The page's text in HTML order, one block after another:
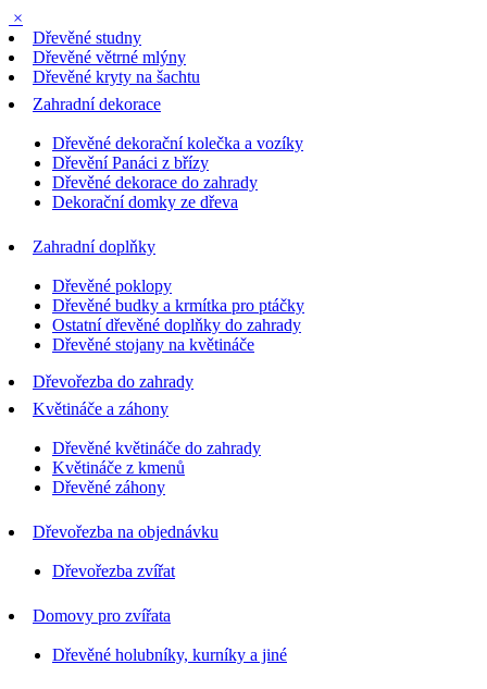
×
Dřevěné studny
Dřevěné větrné mlýny
Dřevěné kryty na šachtu
Zahradní dekorace
Dřevěné dekorační kolečka a vozíky
Dřevění Panáci z břízy
Dřevěné dekorace do zahrady
Dekorační domky ze dřeva
Zahradní doplňky
Dřevěné poklopy
Dřevěné budky a krmítka pro ptáčky
Ostatní dřevěné doplňky do zahrady
Dřevěné stojany na květináče
Dřevořezba do zahrady
Květináče a záhony
Dřevěné květináče do zahrady
Květináče z kmenů
Dřevěné záhony
Dřevořezba na objednávku
Dřevořezba zvířat
Domovy pro zvířata
Dřevěné holubníky, kurníky a jiné